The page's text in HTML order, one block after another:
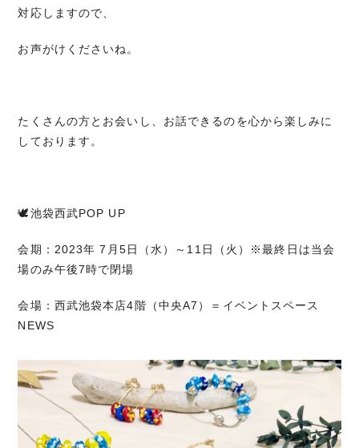
対応しますので、
お声がけくださいね。
たくさんの方とお会いし、お話できるのを心から楽しみに
しております。
🕊池袋西武POP UP
会期：2023年 7月5日（水）～11日（火）※最終日は当会
場のみ午後7時で閉場
会場：西武池袋本店4階（中央A7）＝イベントスペース
NEWS